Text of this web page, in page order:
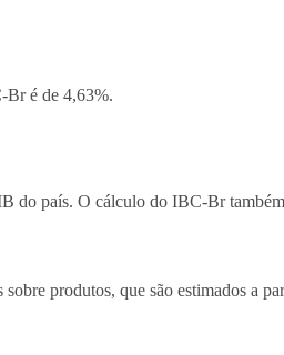
Br é de 4,63%.
do país. O cálculo do IBC-Br
produtos, que são estimados a